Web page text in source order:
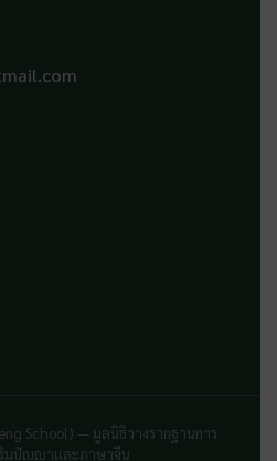
School) — มูลนิธิวางรากฐานการ
ริมปัญญาและภาษาจีน